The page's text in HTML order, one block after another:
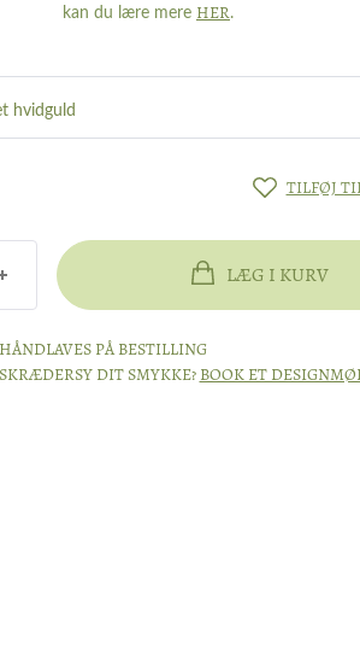
kan du lære mere HER.
hvidguld
TILFØJ
LÆG I KURV
PÅ BESTILLING
DIT SMYKKE? BOOK ET